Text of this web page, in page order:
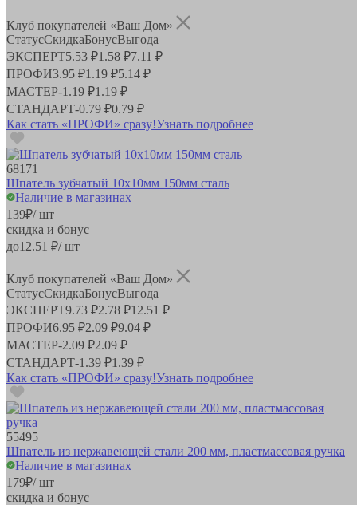
Клуб покупателей «Ваш Дом»
СтатусСкидкаБонусВыгода
ЭКСПЕРТ5.53 ₽1.58 ₽7.11 ₽
ПРОФИ3.95 ₽1.19 ₽5.14 ₽
МАСТЕР-1.19 ₽1.19 ₽
СТАНДАРТ-0.79 ₽0.79 ₽
Как стать «ПРОФИ» сразу!Узнать подробнее
68171
Шпатель зубчатый 10х10мм 150мм сталь
Наличие в магазинах
139₽/ шт
скидка и бонус
до12.51 ₽/ шт
Клуб покупателей «Ваш Дом»
СтатусСкидкаБонусВыгода
ЭКСПЕРТ9.73 ₽2.78 ₽12.51 ₽
ПРОФИ6.95 ₽2.09 ₽9.04 ₽
МАСТЕР-2.09 ₽2.09 ₽
СТАНДАРТ-1.39 ₽1.39 ₽
Как стать «ПРОФИ» сразу!Узнать подробнее
55495
Шпатель из нержавеющей стали 200 мм, пластмассовая ручка
Наличие в магазинах
179₽/ шт
скидка и бонус